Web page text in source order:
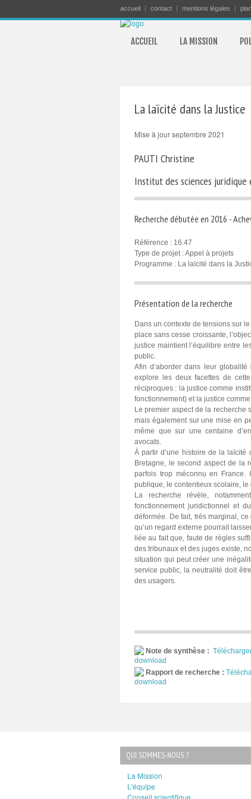
accueil contact mentions légales
ACCUEIL LA MISSION
La laïcité dans la Justice
Mise à jour septembre 2021
PAUTI Christine
Institut des sciences
Recherche débutée en 2016 -
Référence : 16.47
Type de projet : Appel à projets
Programme : La laïcité dans la
Présentation de la recherche
Dans un contexte de tensions sur
place sans cesse croissante,
justice maintient l’équilibre entre
public.
Afin d’aborder dans leur
explore les deux facettes de
réciproques : la justice comme
fonctionnement) et la justice
Le premier aspect de la recherche
mais également sur une mise en
même que sur une centaine
avocats.
À partir d’une histoire de la laïcité
Bretagne, le second aspect de la
parfois trop méconnu en France.
publique, le contentieux scolaire,
La recherche révèle,
fonctionnement juridictionnel et
déformée. De fait, très marginal,
qu’un regard externe pourrait
liée au fait que, faute de règles
des tribunaux et des juges existe,
situation qui peut créer une
service public, la neutralité doit
des usagers.
Note de synthèse :
Rapport de recherche :
QUI SOMMES-NOUS ?
La Mission
L'équipe
Conseil scientifique